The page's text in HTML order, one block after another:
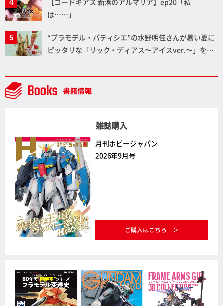
【コードギアス 新潔のアルマリア】ep20「私
は……」
“プラモデル・パティシエ”の水野明佳さんが暑い夏に
ピッタリな「リック・ディアス〜アイスver.〜」を製
雑誌購入
月刊ホビージャパン
2026年9月号
ご購入はこちら